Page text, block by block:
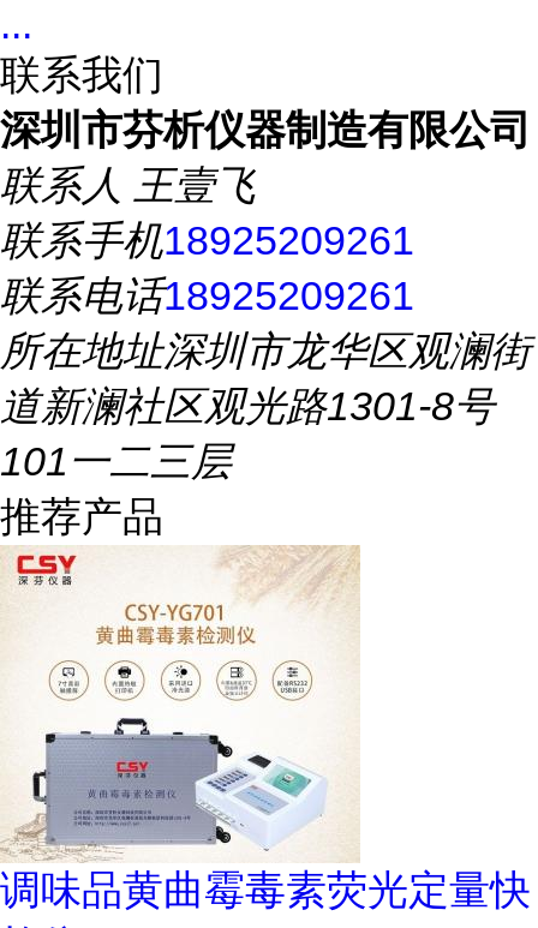
...
联系我们
深圳市芬析仪器制造有限公司
联系人 王壹飞
联系手机18925209261
联系电话18925209261
所在地址深圳市龙华区观澜街
道新澜社区观光路1301-8号
101一二三层
推荐产品
调味品黄曲霉毒素荧光定量快